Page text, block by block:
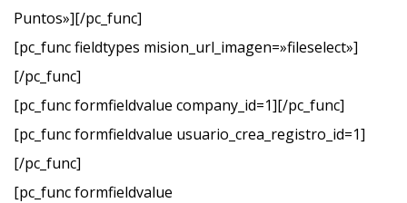
Puntos»][/pc_func]
[pc_func fieldtypes mision_url_imagen=»fileselect»]
[/pc_func]
[pc_func formfieldvalue company_id=1][/pc_func]
[pc_func formfieldvalue usuario_crea_registro_id=1]
[/pc_func]
[pc_func formfieldvalue